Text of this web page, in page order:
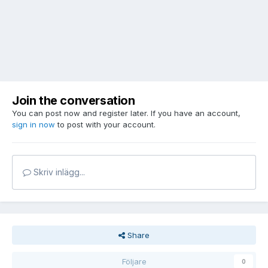
Join the conversation
You can post now and register later. If you have an account,
sign in now to post with your account.
Skriv inlägg...
Share
Följare 0